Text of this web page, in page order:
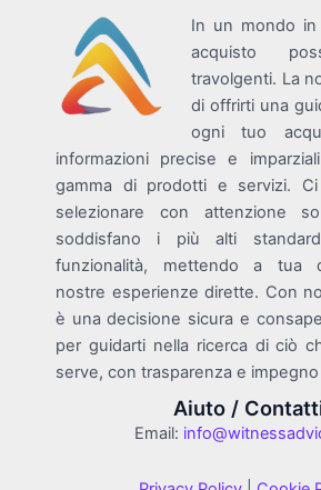
In un mondo
acquisto
travolgenti. La
di offrirti una
ogni tuo
informazioni precise e
gamma di prodotti e servizi. Ci
selezionare con attenzione
soddisfano i più alti
funzionalità, mettendo a tua
nostre esperienze dirette. Con
è una decisione sicura e
per guidarti nella ricerca di ciò
serve, con trasparenza e
Aiuto /
Email: